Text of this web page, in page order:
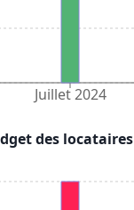
Juillet 2024
des locataires